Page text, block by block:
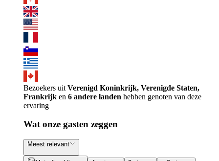
Bezoekers uit Verenigd Koninkrijk, Verenigde Staten,
Frankrijk en 6 andere landen hebben genoten van deze
ervaring
Wat onze gasten zeggen
Meest relevant